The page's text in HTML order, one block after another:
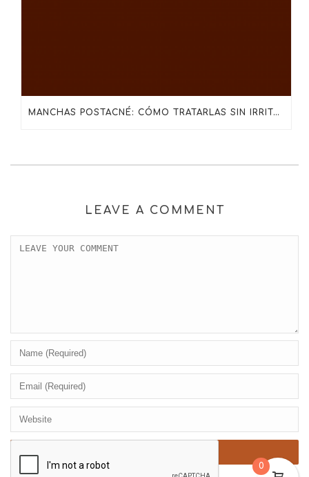
MANCHAS POSTACNÉ: CÓMO TRATARLAS SIN IRRITAR LA PIEL CON SKINCEUTICALS
LEAVE A COMMENT
0